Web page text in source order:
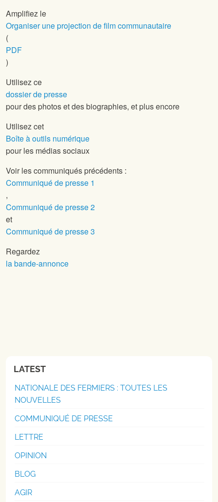
Amplifiez le
Organiser une projection de film communautaire
(
PDF
)
Utilisez ce
dossier de presse
pour des photos et des biographies, et plus encore
Utilisez cet
Boîte à outils numérique
pour les médias sociaux
Voir les communiqués précédents :
Communiqué de presse 1
,
Communiqué de presse 2
et
Communiqué de presse 3
Regardez
la bande-annonce
LATEST
NATIONALE DES FERMIERS : TOUTES LES
NOUVELLES
COMMUNIQUÉ DE PRESSE
LETTRE
OPINION
BLOG
AGIR